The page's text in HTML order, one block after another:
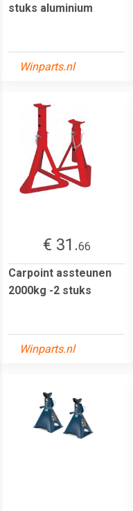
stuks aluminium
Winparts.nl
€ 31.66
Carpoint assteunen
2000kg -2 stuks
Winparts.nl